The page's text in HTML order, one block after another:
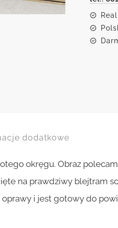
z
dodatkowe
okręgu. Obraz
na prawdziwy blejtram
i jest gotowy do